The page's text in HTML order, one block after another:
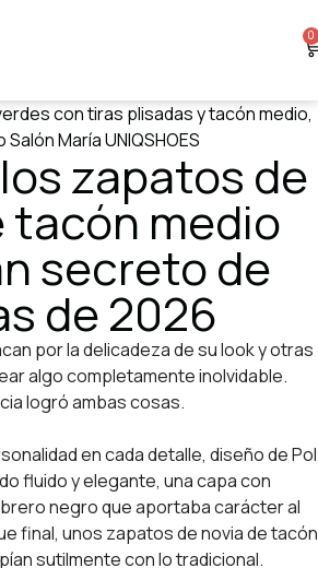
0
zapatos de
tacón medio
secreto de
de 2026
por la delicadeza de su look y otras
algo completamente inolvidable.
logró ambas cosas.
en cada detalle, diseño de Pol
fluido y elegante, una capa con
negro que aportaba carácter al
final, unos zapatos de novia de tacón
sutilmente con lo tradicional.